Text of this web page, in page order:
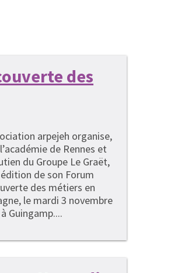
des
arpejeh organise,
de Rennes et
du Groupe Le Graët,
de son Forum
des métiers en
le mardi 3 novembre
Guingamp....